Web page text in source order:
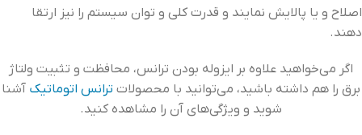
اصلاح و یا پالایش نمایند و قدرت کلی و توان سیستم را نیز ارتقا
دهند.
اگر می‌خواهید علاوه بر ایزوله بودن ترانس، محافظت و تثبیت ولتاژ
برق را هم داشته باشید، می‌توانید با محصولات ترانس اتوماتیک آشنا
شوید و ویژگی‌های آن را مشاهده کنید.